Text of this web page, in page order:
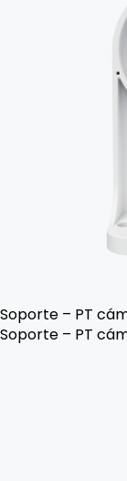
Soporte – PT
Soporte – PT